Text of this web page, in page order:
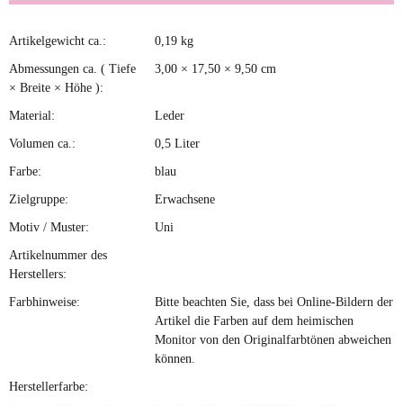
Produkteigenschaft
Wert
Artikelgewicht ca.: 0,19 kg
Abmessungen ca. ( Tiefe
× Breite × Höhe ):
3,00 × 17,50 × 9,50 cm
Material: Leder
Volumen ca.: 0,5 Liter
Farbe: blau
Zielgruppe: Erwachsene
Motiv / Muster: Uni
Artikelnummer des
Herstellers:
Farbhinweise:
Bitte beachten Sie, dass bei Online-Bildern der
Artikel die Farben auf dem heimischen
Monitor von den Originalfarbtönen abweichen
können.
Herstellerfarbe: